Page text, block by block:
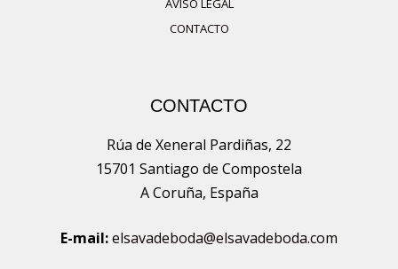
AVISO LEGAL
CONTACTO
CONTACTO
Rúa de Xeneral Pardiñas, 22
15701 Santiago de Compostela
A Coruña, España
E-mail:elsavadeboda@elsavadeboda.com